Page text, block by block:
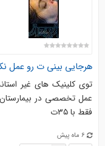
هرجایی بینی ت رو عمل
توی کلینیک های غیر
عمل تخصصی در
فقط با ۳۵ت
6 ماه پیش